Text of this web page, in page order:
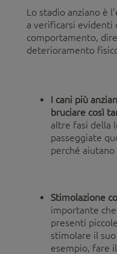
Lo stadio anziano è
a verificarsi evidenti
comportamento,
deterioramento
I cani più
bruciare così
altre fasi della
passeggiate
perché
Stimolazione
importante
presenti
stimolare il
esempio, fare